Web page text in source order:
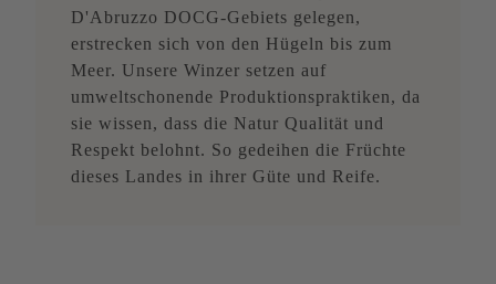
D'Abruzzo DOCG-Gebiets gelegen,
erstrecken sich von den Hügeln bis zum
Meer. Unsere Winzer setzen auf
umweltschonende Produktionspraktiken, da
sie wissen, dass die Natur Qualität und
Respekt belohnt. So gedeihen die Früchte
dieses Landes in ihrer Güte und Reife.